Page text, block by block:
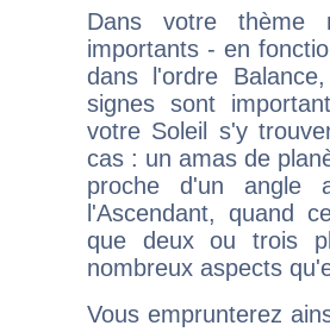
Dans votre thème
importants - en
dans l'ordre
signes sont
votre Soleil s'y
cas : un amas de
proche d'un
l'Ascendant, quand
que deux ou trois
nombreux aspects
Vous emprunterez